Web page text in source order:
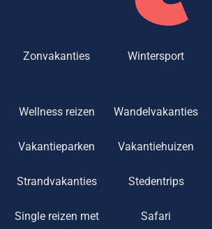
Zonvakanties Wintersport
Wellness reizen Wandelvakanties
Vakantieparken Vakantiehuizen
Strandvakanties Stedentrips
Single reizen met
Safari